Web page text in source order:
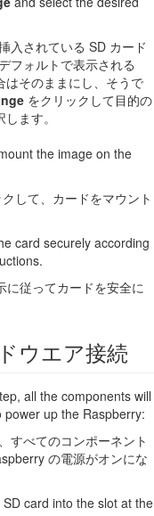
入されている SD カード
フォルトで表示される
はそのままにし、そうで
をクリックして目的の
ます。
the image on the
して、カードをマウント
card securely according
に従ってカードを安全に
ウエア接続
all the components will
up the Raspberry:
すべてのコンポーネント
の電源がオンにな
card into the slot at the